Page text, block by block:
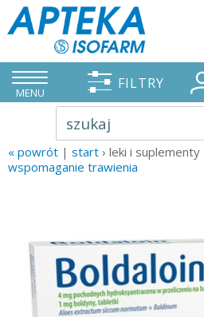
MENU
FILTRY
szukaj
« powrót | start › leki i
wspomaganie trawienia